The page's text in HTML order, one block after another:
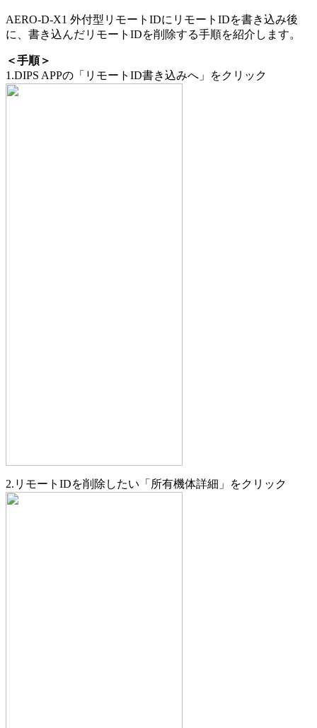
AERO-D-X1 外付型リモートIDにリモートIDを書き込み後
に、書き込んだリモートIDを削除する手順を紹介します。
＜手順＞
1.DIPS APPの「リモートID書き込みへ」をクリック
2.リモートIDを削除したい「所有機体詳細」をクリック